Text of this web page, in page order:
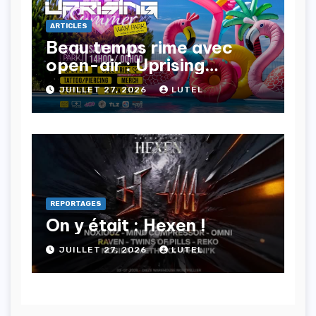
ARTICLES
Beau temps rime avec
open-air : Uprising
Project s’impose !
JUILLET 27, 2026 LUTEL
REPORTAGES
On y était : Hexen !
JUILLET 27, 2026 LUTEL